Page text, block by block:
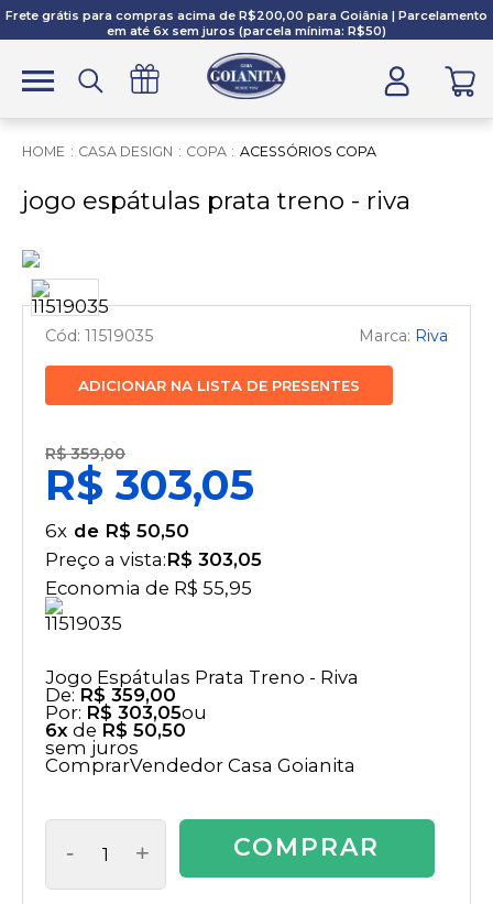
Frete grátis para compras acima de R$200,00 para Goiânia | Parcelamento
em até 6x sem juros (parcela mínima: R$50)
CASA DESIGN COPA ACESSÓRIOS COPA
jogo espátulas prata treno - riva
11519035 Riva
ADICIONAR NA LISTA DE PRESENTES
R$ 359,00
R$ 303,05
6x
R$ 50,50
Preço a vista:R$ 303,05
Economia de R$ 55,95
Jogo Espátulas Prata Treno - Riva
De: R$ 359,00
Por: R$ 303,05ou
6x de R$ 50,50
sem juros
ComprarVendedor Casa Goianita
- + COMPRAR